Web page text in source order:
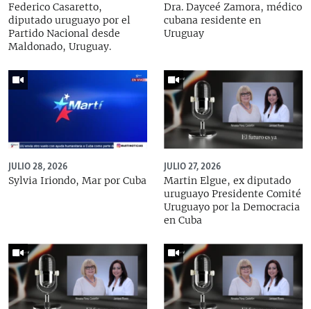
Federico Casaretto,
diputado uruguayo por el
Partido Nacional desde
Maldonado, Uruguay.
Dra. Dayceé Zamora, médico
cubana residente en
Uruguay
JULIO 28, 2026
Sylvia Iriondo, Mar por Cuba
JULIO 27, 2026
Martin Elgue, ex diputado
uruguayo Presidente Comité
Uruguayo por la Democracia
en Cuba